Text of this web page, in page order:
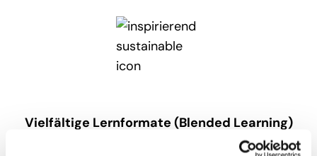
Vielfältige Lernformate (Blended Learning)